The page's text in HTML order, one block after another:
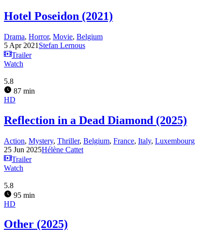
Hotel Poseidon (2021)
Drama, Horror, Movie, Belgium
5 Apr 2021 Stefan Lernous
Trailer
Watch
5.8
87 min
HD
Reflection in a Dead Diamond (2025)
Action, Mystery, Thriller, Belgium, France, Italy, Luxembourg
25 Jun 2025Hélène Cattet
Trailer
Watch
5.8
95 min
HD
Other (2025)